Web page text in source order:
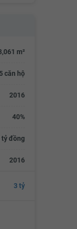
m²
căn hộ
2016
40%
tỷ đồng
2016
3 tỷ